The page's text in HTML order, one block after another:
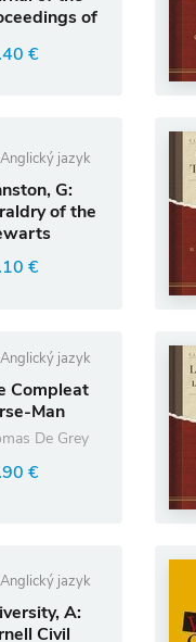
of
€
Anglický jazyk
G:
of the
€
Anglický jazyk
Compleat
Man
De Grey
€
Anglický jazyk
A:
Civil